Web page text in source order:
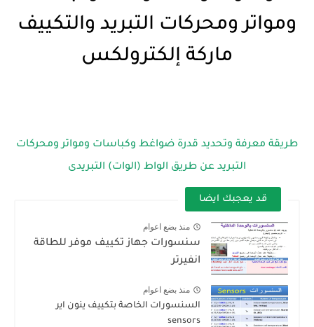
ومواتر ومحركات التبريد والتكييف
ماركة إلكترولكس
طريقة معرفة وتحديد قدرة ضواغط وكباسات ومواتر ومحركات
التبريد عن طريق الواط (الوات) التبريدى
قد يعجبك ايضا
منذ بضع اعوام
سنسورات جهاز تكييف موفر للطاقة
انفيرتر
منذ بضع اعوام
السنسورات الخاصة بتكييف ينون اير
sensors